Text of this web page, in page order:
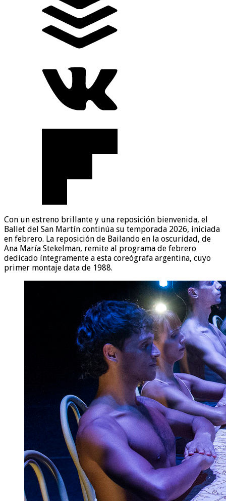
Con un estreno brillante y una reposición bienvenida, el
Ballet del San Martín continúa su temporada 2026, iniciada
en febrero. La reposición de Bailando en la oscuridad, de
Ana María Stekelman, remite al programa de febrero
dedicado íntegramente a esta coreógrafa argentina, cuyo
primer montaje data de 1988.